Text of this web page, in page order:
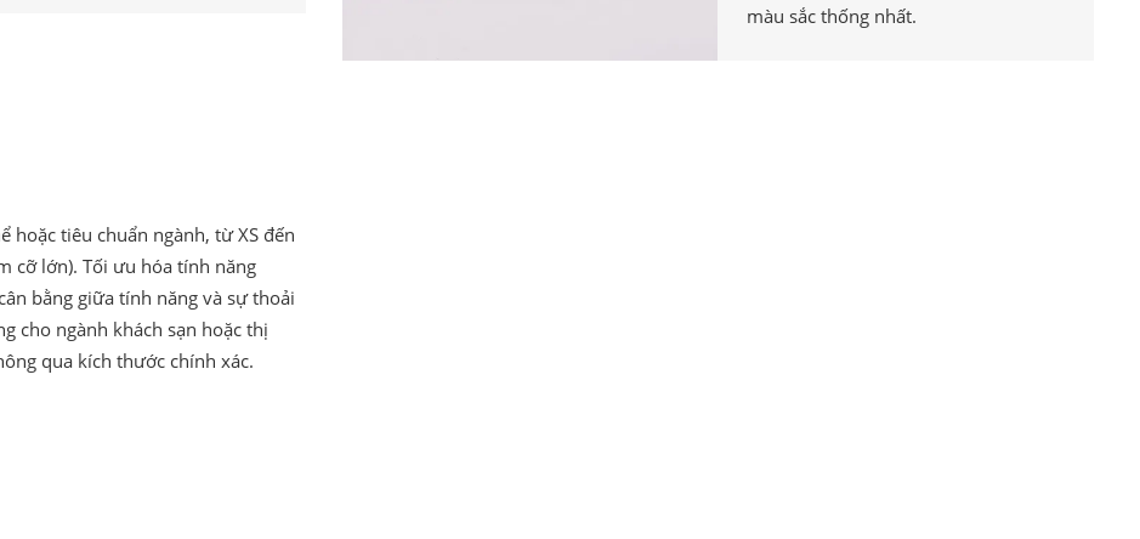
màu sắc thống nhất.
hoặc tiêu chuẩn ngành, từ XS đến
cỡ lớn). Tối ưu hóa tính năng
bằng giữa tính năng và sự thoải
cho ngành khách sạn hoặc thị
qua kích thước chính xác.